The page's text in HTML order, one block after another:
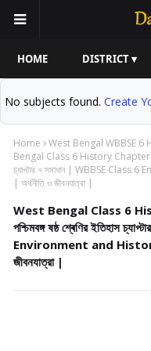
HOME DISTRICT ▾
No subjects found. Create
Home West Bengal WBBSE
Bengal Class 6 History Chapter 7
চ্যাপ্টার ৭ সমাধান | WBBSE
| অর্থনীতি ও জীবনযাত্রা |
West Bengal Class 6
পশ্চিমবঙ্গ ষষ্ঠ শ্ৰেণির ইতিহাস
Environment and
জীবনযাত্রা |